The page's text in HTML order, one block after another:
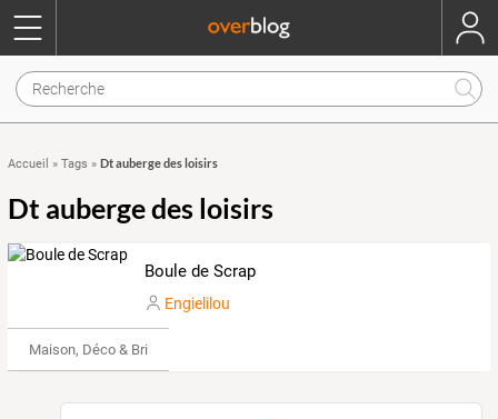
Accueil » Tags » Dt auberge des loisirs
Dt auberge des loisirs
Boule de Scrap
Engielilou
Maison, Déco & Bricolage